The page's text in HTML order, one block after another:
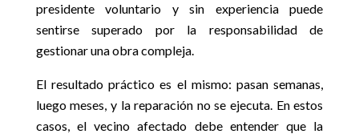
presidente voluntario y sin experiencia puede
sentirse superado por la responsabilidad de
gestionar una obra compleja.
El resultado práctico es el mismo: pasan semanas,
luego meses, y la reparación no se ejecuta. En estos
casos, el vecino afectado debe entender que la